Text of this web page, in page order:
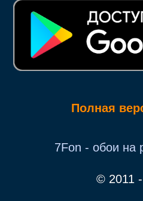
Полная
7Fon - обои на
© 2011